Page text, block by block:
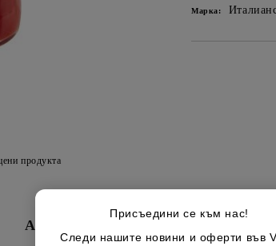
Марка:
продукта
Алергени
Присъедини се към нас!
Следи нашите новини и оферти във